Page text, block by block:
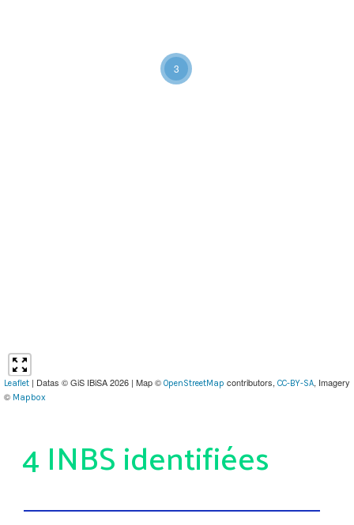
3
Leaflet | Datas © GiS IBiSA 2026 | Map © OpenStreetMap contributors, CC-BY-SA, Imagery
© Mapbox
4 INBS identifiées